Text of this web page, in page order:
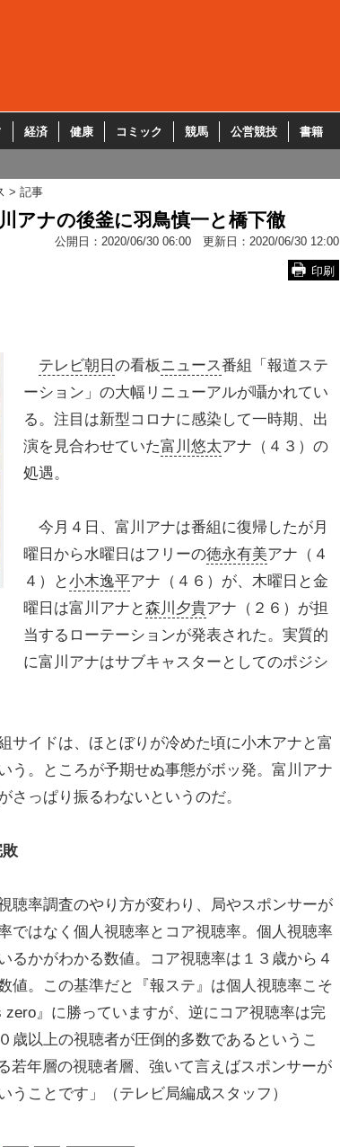
経済 健康 コミック 競馬 公営競技 書籍
記事
アナの後釜に羽鳥慎一と橋下徹
公開日： 2020/06/30 06:00 更新日： 2020/06/30 12:00
印刷
テレビ朝日 の看板ニュース番組「報道ステ
ーション」の大幅リニューアルが囁かれてい
る。注目は新型コロナに感染して一時期、出
演を見合わせていた富川悠太アナ（４３）の
処遇。
今月４日、富川アナは番組に復帰したが月
曜日から水曜日はフリーの徳永有美アナ（４
４）と小木逸平アナ（４６）が、木曜日と金
曜日は富川アナと森川夕貴アナ（２６）が担
当するローテーションが発表された。実質的
に富川アナはサブキャスターとしてのポジシ
イドは、ほとぼりが冷めた頃に小木アナと富
う。ところが予期せぬ事態がボッ発。富川アナ
さっぱり振るわないというのだ。
聴率調査のやり方が変わり、局やスポンサーが
ではなく個人視聴率とコア視聴率。個人視聴率
るかがわかる数値。コア視聴率は１３歳から４
値。この基準だと『報ステ』は個人視聴率こそ
』に勝っていますが、逆にコア視聴率は完
歳以上の視聴者が圧倒的多数であるというこ
若年層の視聴者層、強いて言えばスポンサーが
うことです」（テレビ局編成スタッフ）